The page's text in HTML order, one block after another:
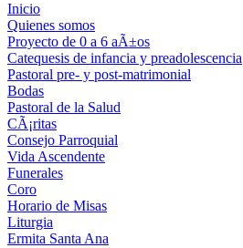
Inicio
Quienes somos
Proyecto de 0 a 6 aÃ±os
Catequesis de infancia y preadolescencia
Pastoral pre- y post-matrimonial
Bodas
Pastoral de la Salud
CÃ¡ritas
Consejo Parroquial
Vida Ascendente
Funerales
Coro
Horario de Misas
Liturgia
Ermita Santa Ana